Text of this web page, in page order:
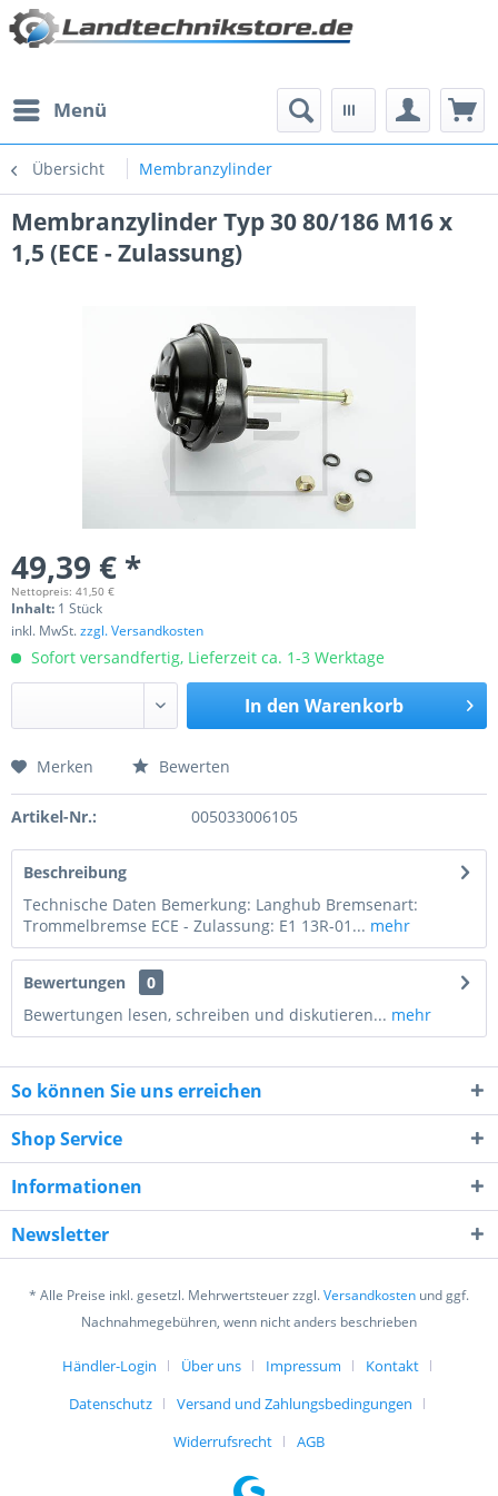
Menü
Übersicht Membranzylinder
Membranzylinder Typ 30 80/186 M16 x
1,5 (ECE - Zulassung)
49,39 € *
Nettopreis: 41,50 €
Inhalt: 1 Stück
inkl. MwSt.zzgl. Versandkosten
Sofort versandfertig, Lieferzeit ca. 1-3 Werktage
In den Warenkorb
Preis anfragen
2 + 2 = ?
Ich habe dieDatenschutzerklärunggelesen,
verstanden und stimme zu. *
Merken Bewerten
Artikel-Nr.: 005033006105
Beschreibung
Technische Daten Bemerkung: Langhub Bremsenart:
Trommelbremse ECE - Zulassung: E1 13R-01... mehr
Bewertungen
0
Bewertungen lesen, schreiben und diskutieren... mehr
So können Sie uns erreichen
Shop Service
Informationen
Newsletter
* Alle Preise inkl. gesetzl. Mehrwertsteuer zzgl.Versandkosten und ggf.
Nachnahmegebühren, wenn nicht anders beschrieben
Händler-Login Über uns Impressum
Kontakt
Datenschutz
Versand und Zahlungsbedingungen
Widerrufsrecht
AGB